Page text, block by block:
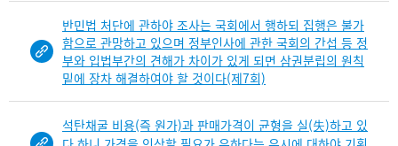
반민법 처단에 관하야 조사는 국회에서 행하되 집행은 불가
함으로 관망하고 있으며 정부인사에 관한 국회의 간섭 등 정
부와 입법부간의 견해가 차이가 있게 되면 삼권분립의 원칙
밑에 장차 해결하여야 할 것이다(제7회)
석탄채굴 비용(즉 원가)과 판매가격이 균형을 실(失)하고 있